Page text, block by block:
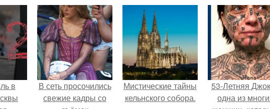
будто
в
В сеть просочились
свежие кадры со
Мистические тайны
кельнского собора.
53-Летняя
одна из